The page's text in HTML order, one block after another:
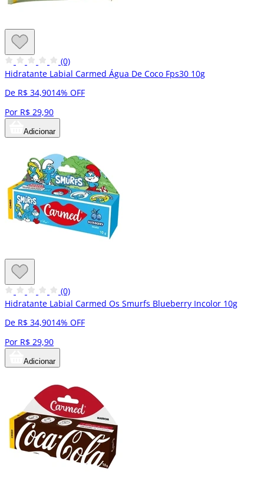
(0)
Hidratante Labial Carmed Água De Coco Fps30 10g
De R$ 34,9014% OFF
Por R$ 29,90
Adicionar
(0)
Hidratante Labial Carmed Os Smurfs Blueberry Incolor 10g
De R$ 34,9014% OFF
Por R$ 29,90
Adicionar